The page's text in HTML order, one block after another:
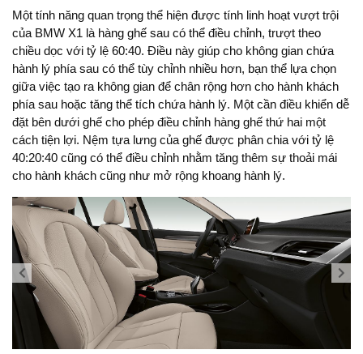
Một tính năng quan trọng thể hiện được tính linh hoạt vượt trội
của BMW X1 là hàng ghế sau có thể điều chỉnh, trượt theo
chiều dọc với tỷ lệ 60:40. Điều này giúp cho không gian chứa
hành lý phía sau có thể tùy chỉnh nhiều hơn, bạn thể lựa chọn
giữa việc tạo ra không gian để chân rộng hơn cho hành khách
phía sau hoặc tăng thể tích chứa hành lý. Một cần điều khiển dễ
đặt bên dưới ghế cho phép điều chỉnh hàng ghế thứ hai một
cách tiện lợi. Nệm tựa lưng của ghế được phân chia với tỷ lệ
40:20:40 cũng có thể điều chỉnh nhằm tăng thêm sự thoải mái
cho hành khách cũng như mở rộng khoang hành lý.